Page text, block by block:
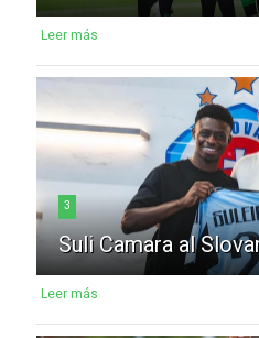
Leer más
3
Suli Camara al
Leer más